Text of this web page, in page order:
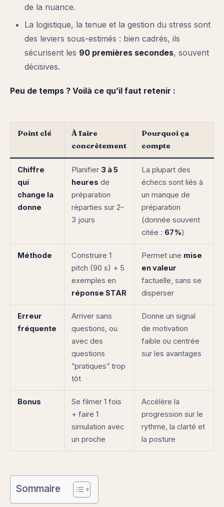
de la nuance.
La logistique, la tenue et la gestion du stress sont
des leviers sous-estimés : bien cadrés, ils
sécurisent les 90 premières secondes, souvent
décisives.
Peu de temps ? Voilà ce qu’il faut retenir :
Point clé
À faire
concrètement
Pourquoi ça
compte
Chiffre
qui
change la
donne
Planifier 3 à 5
heures de
préparation
réparties sur 2–
3 jours
La plupart des
échecs sont liés à
un manque de
préparation
(donnée souvent
citée : 67%)
Méthode
Construire 1
pitch (90 s) + 5
exemples en
réponse STAR
Permet une mise
en valeur
factuelle, sans se
disperser
Erreur
fréquente
Arriver sans
questions, ou
avec des
questions
“pratiques” trop
tôt
Donne un signal
de motivation
faible ou centrée
sur les avantages
Bonus
Se filmer 1 fois
+ faire 1
simulation avec
un proche
Accélère la
progression sur le
rythme, la clarté et
la posture
Sommaire